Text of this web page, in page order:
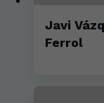
Javi
Ferrol